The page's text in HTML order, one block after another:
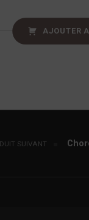
AJOUTER
SUIVANT